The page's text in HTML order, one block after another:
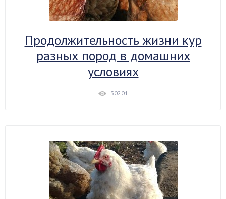
Продолжительность жизни кур
разных пород в домашних
условиях
30201